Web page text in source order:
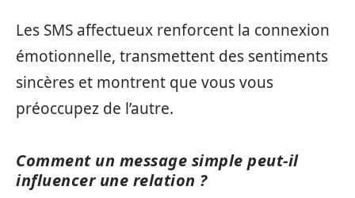
Les SMS affectueux renforcent la connexion
émotionnelle, transmettent des sentiments
sincères et montrent que vous vous
préoccupez de l’autre.
Comment un message simple peut-il
influencer une relation ?